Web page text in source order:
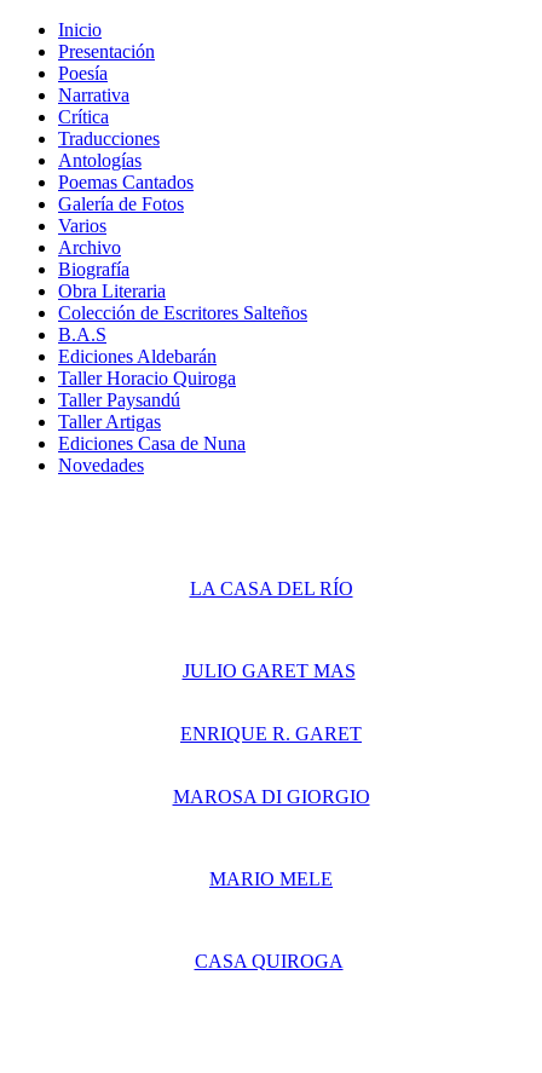
Inicio
Presentación
Poesía
Narrativa
Crítica
Traducciones
Antologías
Poemas Cantados
Galería de Fotos
Varios
Archivo
Biografía
Obra Literaria
Colección de Escritores Salteños
B.A.S
Ediciones Aldebarán
Taller Horacio Quiroga
Taller Paysandú
Taller Artigas
Ediciones Casa de Nuna
Novedades
LA CASA DEL RÍO
JULIO GARET MAS
ENRIQUE R. GARET
MAROSA DI GIORGIO
MARIO MELE
CASA QUIROGA